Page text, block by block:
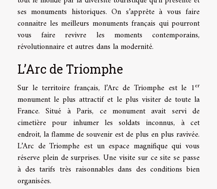
ses monuments historiques. On s’apprête à vous faire
connaitre les meilleurs monuments français qui pourront
vous faire revivre les moments contemporains,
révolutionnaire et autres dans la modernité.
L’Arc de Triomphe
Sur le territoire français, l’Arc de Triomphe est le 1er
monument le plus attractif et le plus visiter de toute la
France. Situé à Paris, ce monument avait servi de
cimetière pour inhumer les soldats inconnus, à cet
endroit, la flamme de souvenir est de plus en plus ravivée.
L’Arc de Triomphe est un espace magnifique qui vous
réserve plein de surprises. Une visite sur ce site se passe
à des tarifs très raisonnables dans des conditions bien
organisées.